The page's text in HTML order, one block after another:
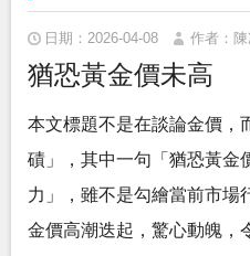
日期：2026-04-08 作者：陳
猶恐黃金價未高
本文標題不是在談論金價，
磧」，其中一句「猶恐黃金
力」，雖不是勾繪當前市場
金價高潮迭起，驚心動魄，